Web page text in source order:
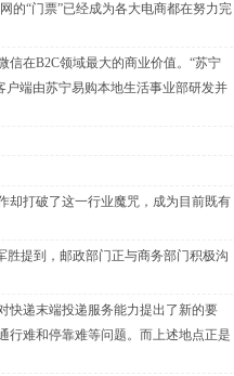
的“门票”已经成为各大电商都在努力完
在B2C领域最大的商业价值。“苏宁
户端由苏宁易购本地生活事业部研发并
打破了这一行业魔咒，成为目前既有
提到，邮政部门正与商务部门积极沟
递末端投递服务能力提出了新的要
行难和停靠难等问题。而上述地点正是